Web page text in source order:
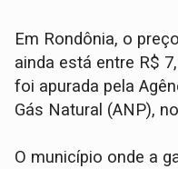
Em Rondônia, o
ainda está entre R$
foi apurada pela
Gás Natural (ANP),
O município onde a